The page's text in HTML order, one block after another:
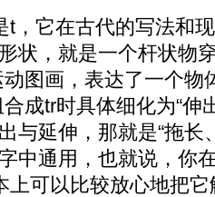
t，它在古代的写法和
状，就是一个杆状物
图画，表达了一个物
成tr时具体细化为“伸
与延伸，那就是“拖长
中通用，也就说，你
上可以比较放心地把它